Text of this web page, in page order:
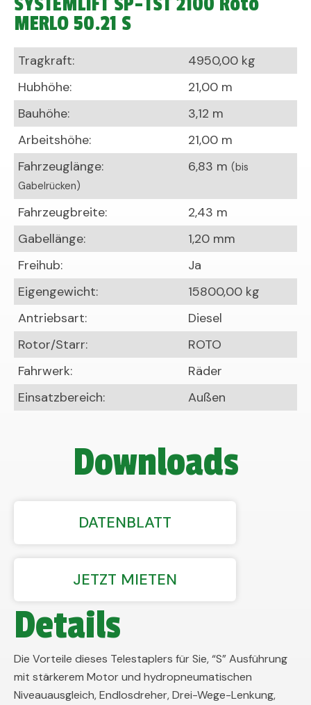
MERLO 50.21 S
Tragkraft:
4950,00 kg
Hubhöhe:
21,00 m
Bauhöhe:
3,12 m
Arbeitshöhe:
21,00 m
Fahrzeuglänge:
6,83 m (bis
Gabelrücken)
Fahrzeugbreite:
2,43 m
Gabellänge:
1,20 mm
Freihub:
Ja
Eigengewicht:
15800,00 kg
Antriebsart:
Diesel
Rotor/Starr:
ROTO
Fahrwerk:
Räder
Einsatzbereich:
Außen
Downloads
DATENBLATT
JETZT MIETEN
Details
Die Vorteile dieses Telestaplers für Sie, “S” Ausführung
mit stärkerem Motor und hydropneumatischen
Niveauausgleich, Endlosdreher, Drei-Wege-Lenkung,